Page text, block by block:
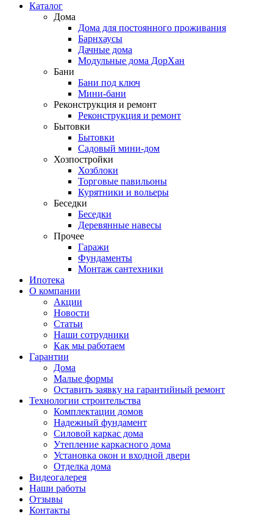
Каталог
Дома
Дома для постоянного проживания
Барнхаусы
Дачные дома
Модульные дома ДорХан
Бани
Бани под ключ
Мини-бани
Реконструкция и ремонт
Реконструкция и ремонт
Бытовки
Бытовки
Садовый мини-дом
Хозпостройки
Хозблоки
Торговые павильоны
Курятники и вольеры
Беседки
Беседки
Деревянные навесы
Прочее
Гаражи
Фундаменты
Монтаж сантехники
Ипотека
О компании
Акции
Новости
Статьи
Наши сотрудники
Как мы работаем
Гарантии
Дома
Малые формы
Оставить заявку на гарантийный ремонт
Технологии строительства
Комплектации домов
Надежный фундамент
Силовой каркас дома
Утепление каркасного дома
Установка окон и входной двери
Отделка дома
Видеогалерея
Наши работы
Отзывы
Контакты